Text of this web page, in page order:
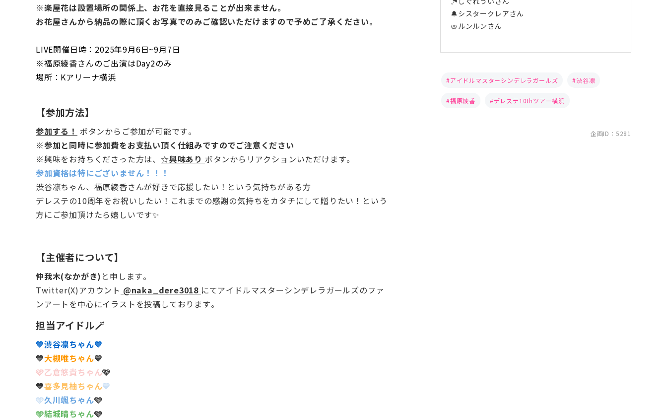
※楽屋花は設置場所の関係上、お花を直接見ることが出来ません。
お花屋さんから納品の際に頂くお写真でのみご確認いただけますので予めご了承ください。
LIVE開催日時：2025年9月6日~9月7日
※福原綾香さんのご出演はDay2のみ
場所：Kアリーナ横浜
【参加方法】
参加する！ ボタンからご参加が可能です。
※参加と同時に参加費をお支払い頂く仕組みですのでご注意ください
※興味をお持ちくださった方は、 ☆興味あり ボタンから リアクションいただけます。
参加資格は特にございません！！！
渋谷凛ちゃん、福原綾香さんが好きで応援したい！という気持ちがある方
デレステの10周年をお祝いしたい！これまでの感謝の気持ちをカタチにして贈りたい！という
方にご参加頂けたら嬉しいです✨
【主催者について】
仲我木(なかがき) と申します。
Twitter(X)アカウント @naka_dere3018 にてアイドルマスターシンデレラガールズのファ
ンアートを中心にイラストを投稿しております。
担当アイドル🪄
💙渋谷凛ちゃん💙
💛大槻唯ちゃん💛
🩷乙倉悠貴ちゃん🩷
💛喜多見柚ちゃん💛
🩵久川颯ちゃん🩵
🩵結城晴ちゃん🩵
🔔シスタークレアさん
🥨ルンルンさん
アイドルマスターシンデレラガールズ 渋谷凛
福原綾香 デレステ10thツアー横浜
企画ID：5281